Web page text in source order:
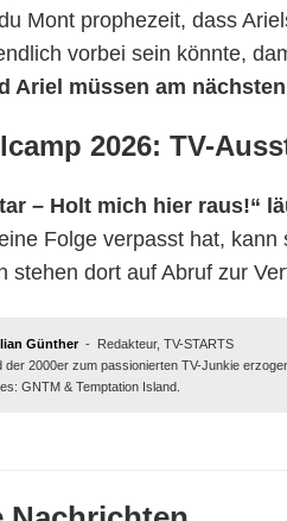
Mont prophezeit, dass
vorbei sein könnte,
Ariel müssen am
2026: TV-
– Holt mich hier raus!“
Folge verpasst hat,
stehen dort auf Abruf zur
Günther - Redakteur, TV-STARTS
der 2000er zum passionierten TV-Junkie
GNTM & Temptation Island.